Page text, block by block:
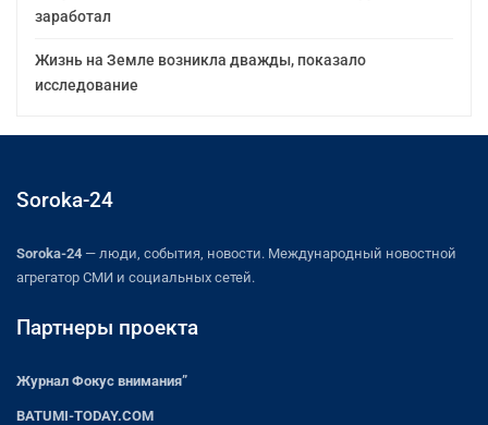
заработал
Жизнь на Земле возникла дважды, показало
исследование
Soroka-24
Soroka-24 — люди, события, новости. Международный новостной
агрегатор СМИ и социальных сетей.
Партнеры проекта
Журнал Фокус внимания”
BATUMI-TODAY.COM